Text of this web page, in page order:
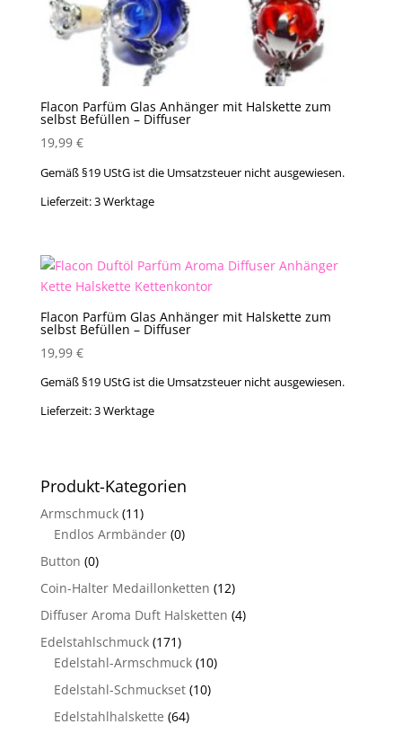
Flacon Parfüm Glas Anhänger mit Halskette zum
selbst Befüllen – Diffuser
19,99 €
Gemäß §19 UStG ist die Umsatzsteuer nicht ausgewiesen.
Lieferzeit:3 Werktage
Flacon Parfüm Glas Anhänger mit Halskette zum
selbst Befüllen – Diffuser
19,99 €
Gemäß §19 UStG ist die Umsatzsteuer nicht ausgewiesen.
Lieferzeit:3 Werktage
Produkt-Kategorien
Armschmuck (11)
Endlos Armbänder (0)
Button (0)
Coin-Halter Medaillonketten (12)
Diffuser Aroma Duft Halsketten (4)
Edelstahlschmuck (171)
Edelstahl-Armschmuck (10)
Edelstahl-Schmuckset (10)
Edelstahlhalskette (64)